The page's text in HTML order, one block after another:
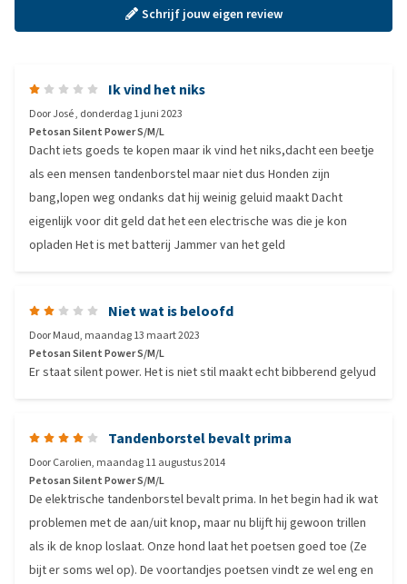
Schrijf jouw eigen review
Ik vind het niks
DoorJosé, donderdag 1 juni 2023
Petosan Silent Power S/M/L
Dacht iets goeds te kopen maar ik vind het niks,dacht een beetje
als een mensen tandenborstel maar niet dus Honden zijn
bang,lopen weg ondanks dat hij weinig geluid maakt Dacht
eigenlijk voor dit geld dat het een electrische was die je kon
opladen Het is met batterij Jammer van het geld
Niet wat is beloofd
DoorMaud, maandag 13 maart 2023
Petosan Silent Power S/M/L
Er staat silent power. Het is niet stil maakt echt bibberend gelyud
Tandenborstel bevalt prima
DoorCarolien, maandag 11 augustus 2014
Petosan Silent Power S/M/L
De elektrische tandenborstel bevalt prima. In het begin had ik wat
problemen met de aan/uit knop, maar nu blijft hij gewoon trillen
als ik de knop loslaat. Onze hond laat het poetsen goed toe (Ze
bijt er soms wel op). De voortandjes poetsen vindt ze wel eng en